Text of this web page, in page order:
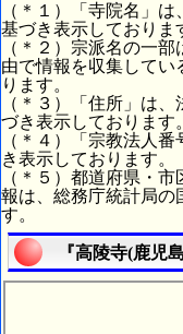
（＊１）「寺院名」
基づき表示しておりま
（＊２）宗派名の一
由で情報を収集してい
ります。
（＊３）「住所」は
づき表示しております。
（＊４）「宗教法人
き表示しております。
（＊５）都道府県・
報は、総務庁統計局の
す。
『高陵寺(鹿児